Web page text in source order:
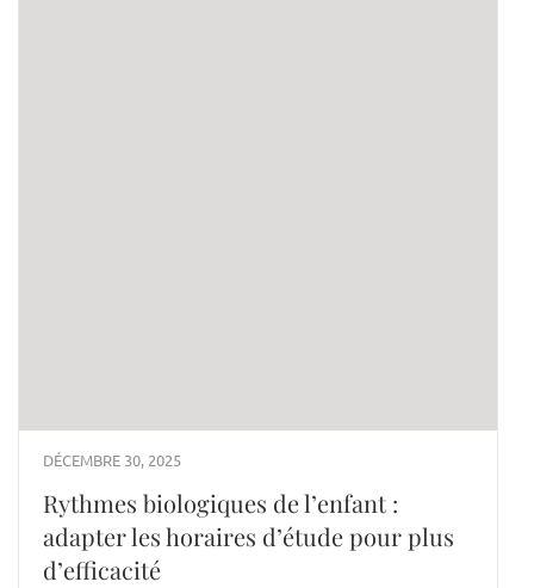
DÉCEMBRE 30, 2025
Rythmes biologiques de l’enfant :
adapter les horaires d’étude pour plus
d’efficacité